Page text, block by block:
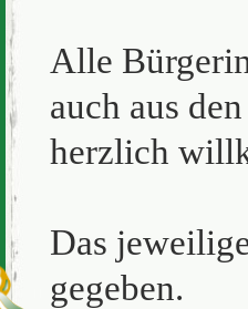
Alle
auch aus
herzlich
Das
gegeben.